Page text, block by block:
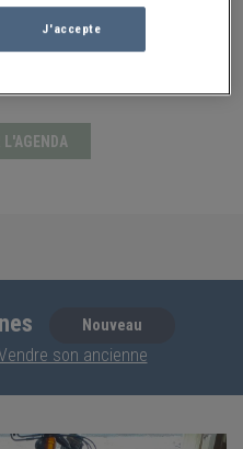
anciens.
Cinéphilie....
L'AGENDA
Nouveau
son ancienne
J'accepte